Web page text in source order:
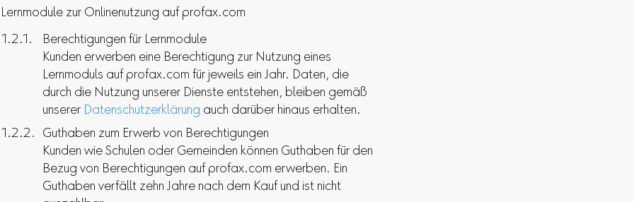
Lernmodule zur Onlinenutzung auf profax.com
Berechtigungen für Lernmodule
Kunden erwerben eine Berechtigung zur Nutzung eines
Lernmoduls auf profax.com für jeweils ein Jahr. Daten, die
durch die Nutzung unserer Dienste entstehen, bleiben gemäß
unserer Datenschutzerklärung auch darüber hinaus erhalten.
Guthaben zum Erwerb von Berechtigungen
Kunden wie Schulen oder Gemeinden können Guthaben für den
Bezug von Berechtigungen auf profax.com erwerben. Ein
Guthaben verfällt zehn Jahre nach dem Kauf und ist nicht